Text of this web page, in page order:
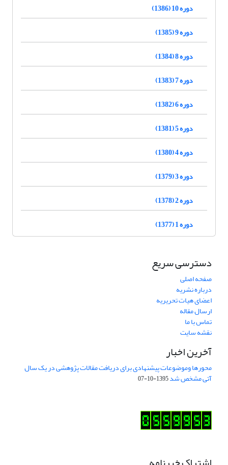
دوره 10 (1386)
دوره 9 (1385)
دوره 8 (1384)
دوره 7 (1383)
دوره 6 (1382)
دوره 5 (1381)
دوره 4 (1380)
دوره 3 (1379)
دوره 2 (1378)
دوره 1 (1377)
دسترسی سریع
صفحه اصلی
درباره نشریه
اعضای هیات تحریریه
ارسال مقاله
تماس با ما
نقشه سایت
آخرین اخبار
محورها وموضوعات پیشنهادی برای دریافت مقالات پژوهشی در یک سال
آتی مشخص شد1395-10-07